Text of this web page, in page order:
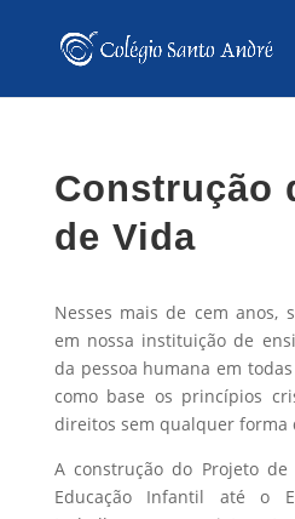
Construção
de Vida
Nesses mais de cem anos,
em nossa instituição de
da pessoa humana em
como base os princípios
direitos sem qualquer forma
A construção do Projeto
Educação Infantil até o